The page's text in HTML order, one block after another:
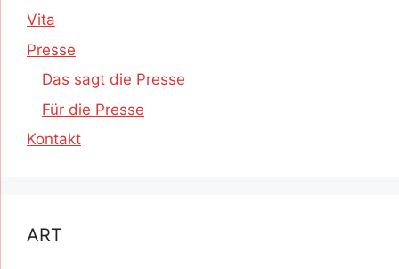
Vita
Presse
Das sagt die Presse
Für die Presse
Kontakt
ART